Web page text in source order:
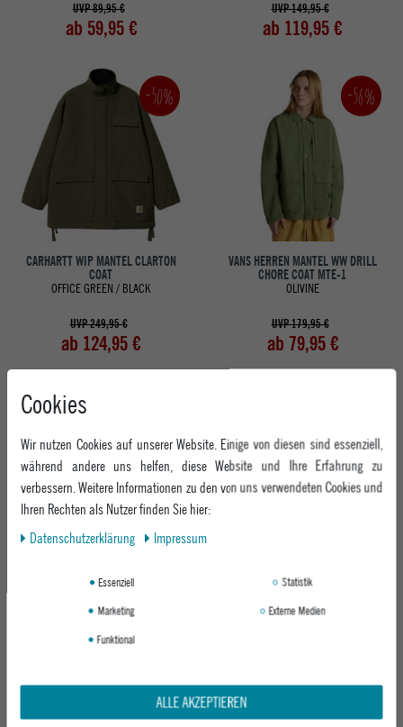
UVP 89,95 €
ab 59,95 €
UVP 149,95 €
ab 119,95 €
-50%
CARHARTT WIP MANTEL CLARTON
COAT
OFFICE GREEN / BLACK
UVP 249,95 €
ab 124,95 €
-56%
VANS HERREN MANTEL WW DRILL
CHORE COAT MTE-1
OLIVINE
UVP 179,95 €
ab 79,95 €
REVOLUTION HERREN MANTEL LONG
PUFFER JACKET
BROWN
UVP 279,95 €
Cookies
Wir nutzen Cookies auf unserer Website. Einige von diesen sind essenziell,
während andere uns helfen, diese Website und Ihre Erfahrung zu
verbessern. Weitere Informationen zu den von uns verwendeten Cookies und
Ihren Rechten als Nutzer finden Sie hier:
Daten­schutz­erklärung
Impressum
Essenziell
Statistik
Marketing
Externe Medien
Funktional
ALLE AKZEPTIEREN